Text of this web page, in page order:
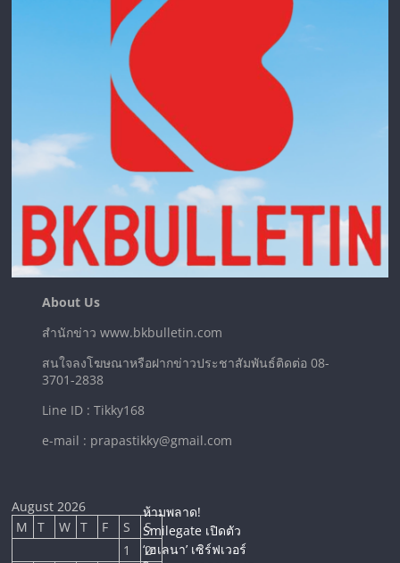
About Us
สำนักข่าว www.bkbulletin.com
สนใจลงโฆษณาหรือฝากข่าวประชาสัมพันธ์ติดต่อ 08-
3701-2838
Line ID : Tikky168
e-mail : prapastikky@gmail.com
August 2026
M
T W T F S
S
1
2
ห้ามพลาด!
Smilegate เปิดตัว
‘เฮเลนา’ เซิร์ฟเวอร์